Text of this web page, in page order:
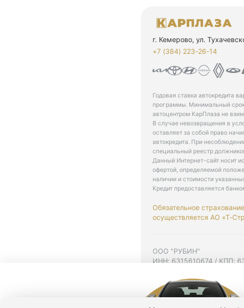
г. Кемерово, ул.
+7 (384) 223-26-14‬
Годовая ставка автокредита
программы. Минимальный
автоцентром КарПлаза не
В случае невозвращения в
оставляет за собой право
автокредита. При
специальный реестр
Данный Интернет-сайт носит
офертой, определяемой
наличии и стоимости
Кредит предоставляется
Обязательное
осуществляется АО «Т-
ООО "РУБИН"
ИНН: 6315610674 / КПП:
Согласие на рекламную
Политика